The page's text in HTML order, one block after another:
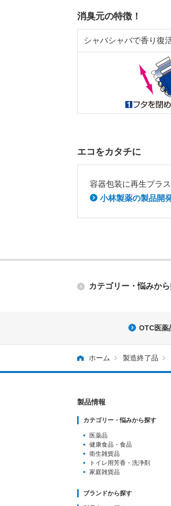
消臭元の特徴！
シャバシャバで香り復
エコをカタチに
容器包装に再生プラ
小林製薬の製品開
カテゴリー・悩みか
OTC医薬
ホーム 製造終了品
製品情報
カテゴリー・悩みから探す
医薬品
健康食品・食品
衛生雑貨品
トイレ用芳香 ・洗浄剤
家庭雑貨品
ブランドから探す